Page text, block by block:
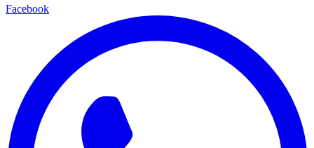
Facebook